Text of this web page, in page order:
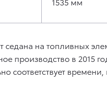
на топливных
производство в
соответствует